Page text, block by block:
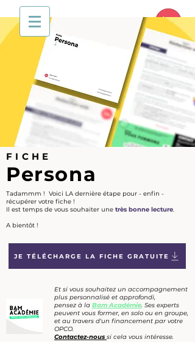
FICHE
Persona
Tadammm ! Voici LA dernière étape pour - enfin -
récupérer votre fiche !
Il est temps de vous souhaiter une très bonne lecture.
A bientôt !
JE TÉLÉCHARGE LA FICHE GRATUITE
Et si vous souhaitez un accompagnement
plus personnalisé et approfondi,
pensez à la Bam Académie. Ses experts
peuvent vous former, en solo ou en groupe,
et au travers d'un financement par votre
OPCO.
Contactez-nous si cela vous intéresse.